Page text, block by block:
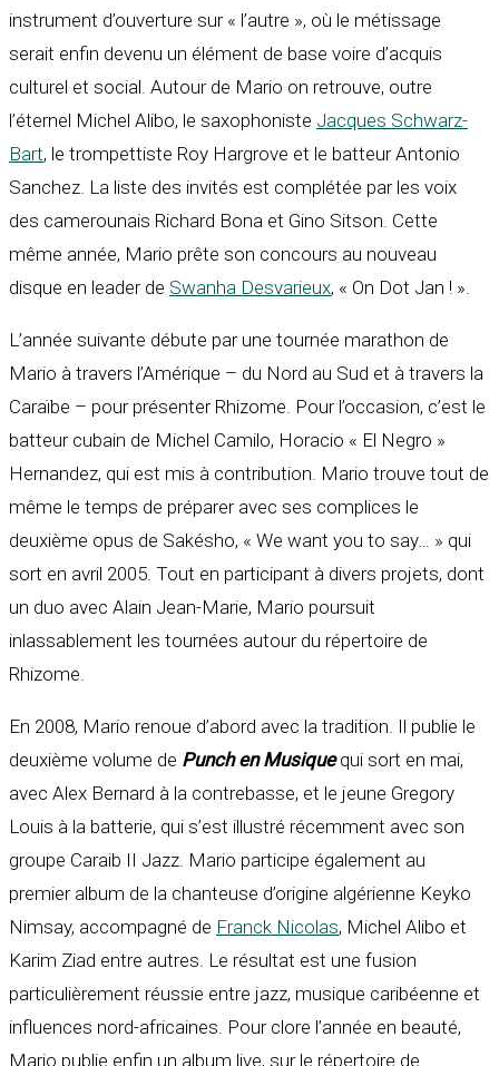
instrument d’ouverture sur « l’autre », où le métissage
serait enfin devenu un élément de base voire d’acquis
culturel et social. Autour de Mario on retrouve, outre
l’éternel Michel Alibo, le saxophoniste Jacques Schwarz-
Bart, le trompettiste Roy Hargrove et le batteur Antonio
Sanchez. La liste des invités est complétée par les voix
des camerounais Richard Bona et Gino Sitson. Cette
même année, Mario prête son concours au nouveau
disque en leader de Swanha Desvarieux, « On Dot Jan ! ».
L’année suivante débute par une tournée marathon de
Mario à travers l’Amérique – du Nord au Sud et à travers la
Caraïbe – pour présenter Rhizome. Pour l’occasion, c’est le
batteur cubain de Michel Camilo, Horacio « El Negro »
Hernandez, qui est mis à contribution. Mario trouve tout de
même le temps de préparer avec ses complices le
deuxième opus de Sakésho, « We want you to say… » qui
sort en avril 2005. Tout en participant à divers projets, dont
un duo avec Alain Jean-Marie, Mario poursuit
inlassablement les tournées autour du répertoire de
Rhizome.
En 2008, Mario renoue d’abord avec la tradition. Il publie le
deuxième volume de Punch en Musiquequi sort en mai,
avec Alex Bernard à la contrebasse, et le jeune Gregory
Louis à la batterie, qui s’est illustré récemment avec son
groupe Caraib II Jazz. Mario participe également au
premier album de la chanteuse d’origine algérienne Keyko
Nimsay, accompagné de Franck Nicolas, Michel Alibo et
Karim Ziad entre autres. Le résultat est une fusion
particulièrement réussie entre jazz, musique caribéenne et
influences nord-africaines. Pour clore l’année en beauté,
Mario publie enfin un album live, sur le répertoire de